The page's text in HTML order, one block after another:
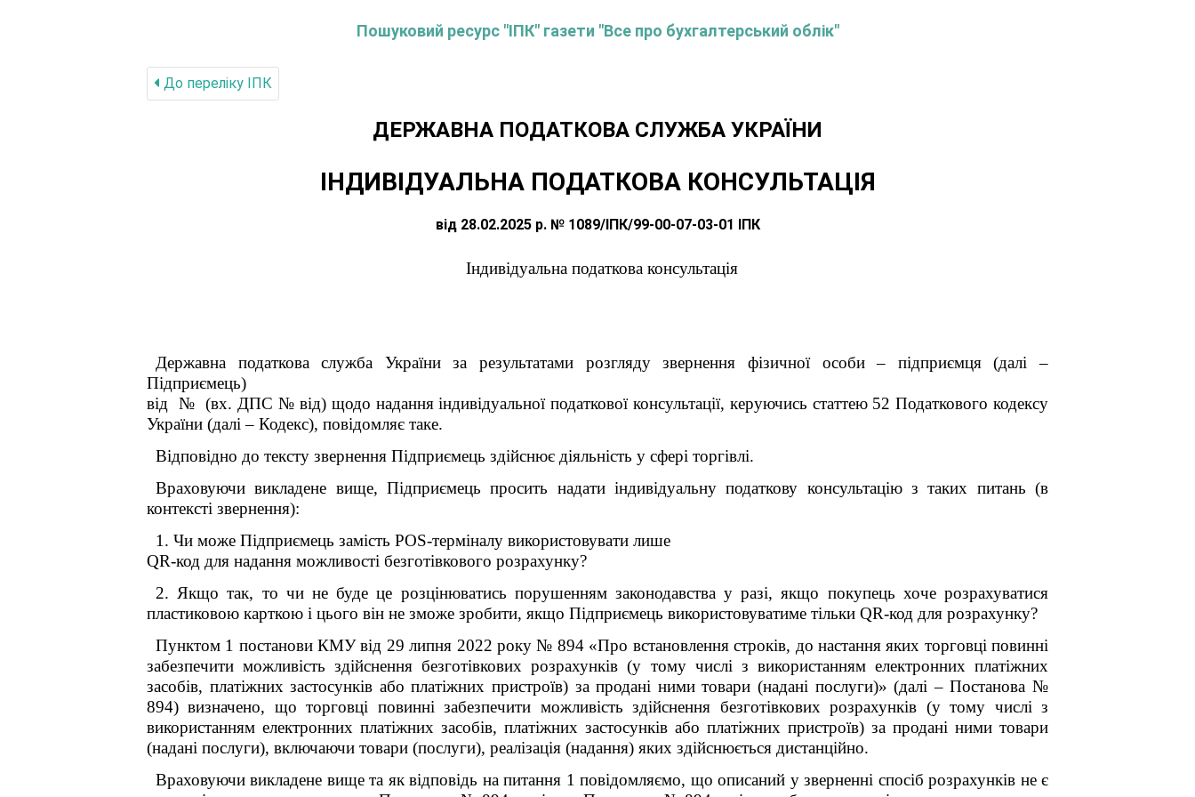
Пошуковий ресурс "ІПК" газети "Все про бухгалтерський облік"
До переліку IПК
ДЕРЖАВНА ПОДАТКОВА СЛУЖБА УКРАЇНИ
ІНДИВІДУАЛЬНА ПОДАТКОВА КОНСУЛЬТАЦІЯ
від 28.02.2025 р. № 1089/ІПК/99-00-07-03-01 ІПК
Індивідуальна податкова консультація
Державна податкова служба України за результатами розгляду звернення фізичної особи – підприємця(далі –
Підприємець)
від № (вх. ДПС № від) щодо надання індивідуальної податкової консультації, керуючись статтею 52 Податкового кодексу
України (далі – Кодекс), повідомляє таке.
Відповідно до тексту звернення Підприємець здійснює діяльність у сфері торгівлі.
Враховуючи викладене вище, Підприємець просить надати індивідуальну податкову консультацію з таких питань (в
контексті звернення):
1. Чи може Підприємець замість POS-терміналу використовувати лише
QR-код для надання можливості безготівкового розрахунку?
2. Якщо так, то чи не буде це розцінюватись порушенням законодавства у разі, якщо покупець хоче розрахуватися
пластиковою карткою і цього він не зможе зробити, якщо Підприємець використовуватиме тільки QR-код для розрахунку?
Пунктом 1 постанови КМУ від 29 липня 2022 року № 894 «Про встановлення строків, до настання яких торговці повинні
забезпечити можливість здійснення безготівкових розрахунків (у тому числі з використанням електронних платіжних
засобів, платіжних застосунків або платіжних пристроїв) за продані ними товари (надані послуги)» (далі – Постанова №
894) визначено, щоторговці повинні забезпечити можливість здійснення безготівкових розрахунків (у тому числі з
використанням електронних платіжних засобів, платіжних застосунків або платіжних пристроїв) за продані ними товари
(надані послуги), включаючи товари (послуги), реалізація (надання) яких здійснюється дистанційно.
Враховуючи викладене вище та як відповідь на питання 1 повідомляємо, що описаний у зверненні спосіб розрахунків не є